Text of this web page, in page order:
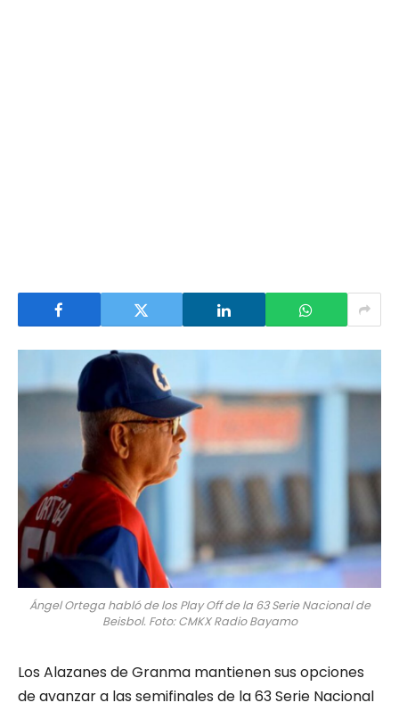
Ángel Ortega habló de los Play Off de la 63 Serie Nacional de
Beisbol. Foto: CMKX Radio Bayamo
Los Alazanes de Granma mantienen sus opciones
de avanzar a las semifinales de la 63 Serie Nacional